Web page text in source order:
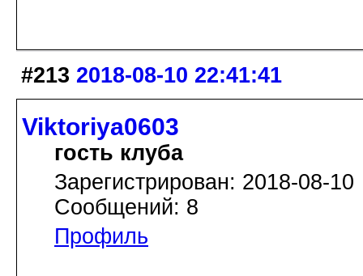
#213 2018-08-10 22:41:41
Viktoriya0603
гость клуба
Зарегистрирован: 2018-08-10
Сообщений: 8
Профиль